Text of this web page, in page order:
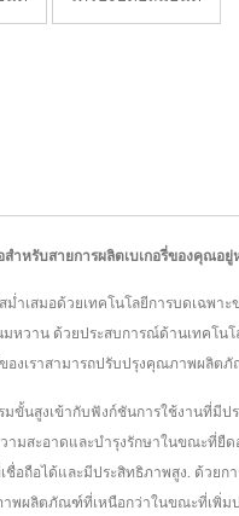
หรับสายการผลิตเบเกอรี่ของคุณอยู่
เสมอด้วยเทคโนโลยีการบดเฉพา
มหวาน ด้วยประสบการณ์ด้านเทคโ
งเราสามารถปรับปรุงคุณภาพผลิตภั
มขั้นสูงเข้ากับฟังก์ชันการใช้งานที่
ามสะอาดและบำรุงรักษาในขณะที่
ชื่อถือได้และมีประสิทธิภาพสูง. ด้ว
พผลิตภัณฑ์ที่เหนือกว่าในขณะที่เพิ่ม